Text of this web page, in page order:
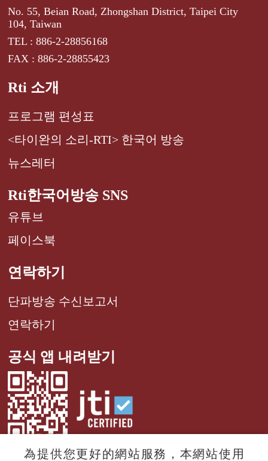
No. 55, Beian Road, Zhongshan District, Taipei City
104, Taiwan
TEL : 886-2-28856168
FAX : 886-2-28855423
Rti 소개
프로그램 편성표
<타이완의 소리-RTI> 한국어 방송
뉴스레터
Rti한국어방송 SNS
유튜브
페이스북
연락하기
단파방송 수신보고서
연락하기
공식 앱 내려받기
為提供您更好的網站服務，本網站使用